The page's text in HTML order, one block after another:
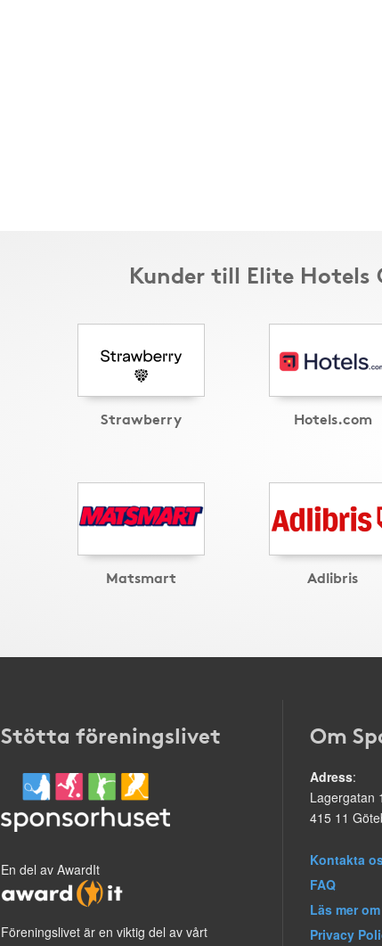
Kunder till Elite Hotels
Strawberry Hotels.com
Matsmart Adlibris
Stötta föreningslivet
En del av AwardIt
Föreningslivet är en viktig del av vårt
Om
Adress:
Lagergatan
415 11
Kontakta
FAQ
Läs mer
Privacy